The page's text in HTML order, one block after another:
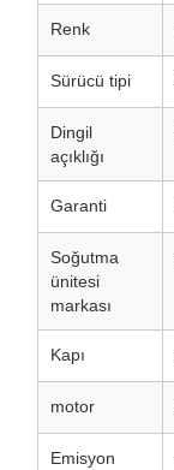
Renk
Sürücü tipi
Dingil
açıklığı
Garanti
Soğutma
ünitesi
markası
Kapı
motor
Emisyon